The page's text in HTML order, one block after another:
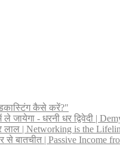
कैसे करें?"
- धरनी धर द्विवेदी |
लाल | Networking is the
बातचीत | Passive Income